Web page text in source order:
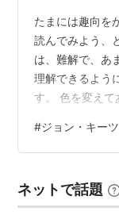
たまには趣向を
読んでみよう、
は、難解で、あ
理解できるよう
す。 色を変えて
踏まれているこ
訳が出来ません
英語で読まない
ラップなどの現
#ジョン・キーツ
ネットで話題